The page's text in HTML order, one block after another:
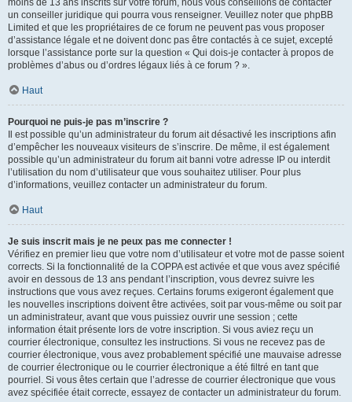
moins de 13 ans inscrits sur votre forum, nous vous conseillons de contacter
un conseiller juridique qui pourra vous renseigner. Veuillez noter que phpBB
Limited et que les propriétaires de ce forum ne peuvent pas vous proposer
d’assistance légale et ne doivent donc pas être contactés à ce sujet, excepté
lorsque l’assistance porte sur la question « Qui dois-je contacter à propos de
problèmes d’abus ou d’ordres légaux liés à ce forum ? ».
Haut
Pourquoi ne puis-je pas m’inscrire ?
Il est possible qu’un administrateur du forum ait désactivé les inscriptions afin
d’empêcher les nouveaux visiteurs de s’inscrire. De même, il est également
possible qu’un administrateur du forum ait banni votre adresse IP ou interdit
l’utilisation du nom d’utilisateur que vous souhaitez utiliser. Pour plus
d’informations, veuillez contacter un administrateur du forum.
Haut
Je suis inscrit mais je ne peux pas me connecter !
Vérifiez en premier lieu que votre nom d’utilisateur et votre mot de passe soient
corrects. Si la fonctionnalité de la COPPA est activée et que vous avez spécifié
avoir en dessous de 13 ans pendant l’inscription, vous devrez suivre les
instructions que vous avez reçues. Certains forums exigeront également que
les nouvelles inscriptions doivent être activées, soit par vous-même ou soit par
un administrateur, avant que vous puissiez ouvrir une session ; cette
information était présente lors de votre inscription. Si vous aviez reçu un
courrier électronique, consultez les instructions. Si vous ne recevez pas de
courrier électronique, vous avez probablement spécifié une mauvaise adresse
de courrier électronique ou le courrier électronique a été filtré en tant que
pourriel. Si vous êtes certain que l’adresse de courrier électronique que vous
avez spécifiée était correcte, essayez de contacter un administrateur du forum.